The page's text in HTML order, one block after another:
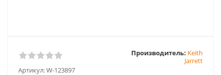
Артикул:W-123897
Производитель: Keith
Jarrett